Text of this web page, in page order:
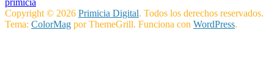
Copyright © 2026 Primicia Digital. Todos los derechos reservados.
Tema: ColorMag por ThemeGrill. Funciona con WordPress.